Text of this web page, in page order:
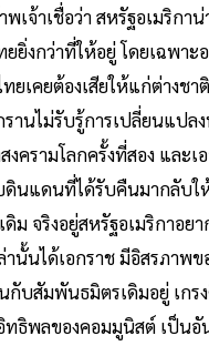
เจ้าเชื่อว่า สหรัฐอเมริกา
ยิ่งกว่าที่ให้อยู่ โดยเฉพาะอ
ยเคยต้องเสียให้แก่ต่างช
านไม่รับรู้การเปลี่ยนแปล
งครามโลกครั้งที่สอง และเ
ดินแดนที่ได้รับคืนมากลับใ
ม จริงอยู่สหรัฐอเมริกาอย
นั้นได้เอกราช มีอิสรภาพข
กับสัมพันธมิตรเดิมอยู่ เกร
ทธิพลของคอมมูนิสต์ เป็นอั